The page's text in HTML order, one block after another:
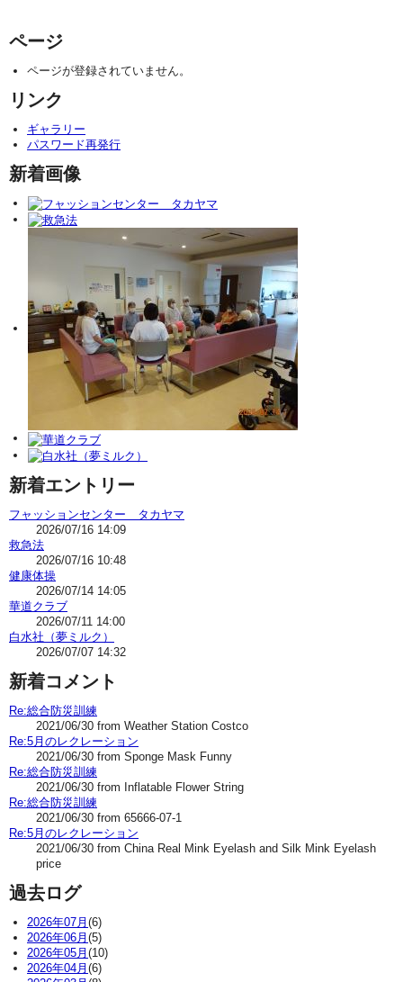
ページ
ページが登録されていません。
リンク
ギャラリー
パスワード再発行
新着画像
新着エントリー
フャッションセンター タカヤマ
2026/07/16 14:09
救急法
2026/07/16 10:48
健康体操
2026/07/14 14:05
華道クラブ
2026/07/11 14:00
白水社（夢ミルク）
2026/07/07 14:32
新着コメント
Re:総合防災訓練
2021/06/30 from Weather Station Costco
Re:5月のレクレーション
2021/06/30 from Sponge Mask Funny
Re:総合防災訓練
2021/06/30 from Inflatable Flower String
Re:総合防災訓練
2021/06/30 from 65666-07-1
Re:5月のレクレーション
2021/06/30 from China Real Mink Eyelash and Silk Mink Eyelash
price
過去ログ
2026年07月(6)
2026年06月(5)
2026年05月(10)
2026年04月(6)